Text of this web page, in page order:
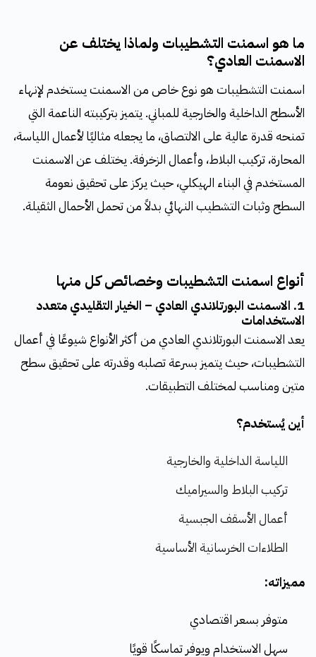
ما هو اسمنت التشطيبات ولماذا يختلف عن
الاسمنت العادي؟
اسمنت التشطيبات هو نوع خاص من الاسمنت يستخدم لإنهاء
الأسطح الداخلية والخارجية للمباني. يتميز بتركيبته الناعمة التي
تمنحه قدرة عالية على الالتصاق، ما يجعله مثاليًا لأعمال اللياسة،
المحارة، تركيب البلاط، وأعمال الزخرفة. يختلف عن الاسمنت
المستخدم في البناء الهيكلي، حيث يركز على تحقيق نعومة
السطح وثبات التشطيب النهائي بدلاً من تحمل الأحمال الثقيلة.
أنواع اسمنت التشطيبات وخصائص كل منها
1. الاسمنت البورتلاندي العادي – الخيار التقليدي متعدد
الاستخدامات
يعد الاسمنت البورتلاندي العادي من أكثر الأنواع شيوعًا في أعمال
التشطيبات، حيث يتميز بسرعة تصلبه وقدرته على تحقيق سطح
متين ومناسب لمختلف التطبيقات.
أين يُستخدم؟
اللياسة الداخلية والخارجية
تركيب البلاط والسيراميك
أعمال الأسقف الجبسية
الطلاءات الخرسانية الأساسية
مميزاته:
متوفر بسعر اقتصادي
سهل الاستخدام ويوفر تماسكًا قويًا